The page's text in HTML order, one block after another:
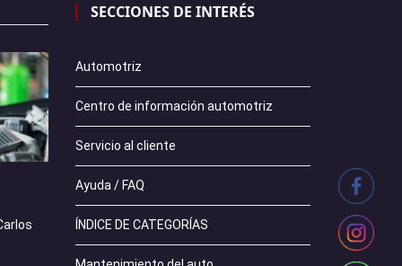
SECCIONES DE INTERÉS
Automotriz
Centro de información automotriz
Servicio al cliente
Ayuda / FAQ
ÍNDICE DE CATEGORÍAS